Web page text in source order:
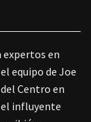
expertos en
equipo de Joe
Centro en
el influyente